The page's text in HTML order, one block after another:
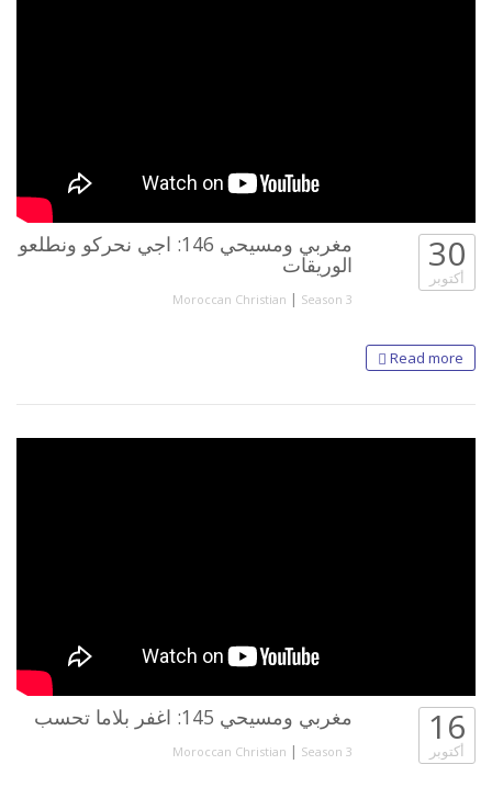
مغربي ومسيحي 146: اجي نحركو ونطلعو
الوريقات
Moroccan Christian | Season 3
30
أكتوبر
Read more
مغربي ومسيحي 145: اغفر بلاما تحسب
Moroccan Christian | Season 3
16
أكتوبر